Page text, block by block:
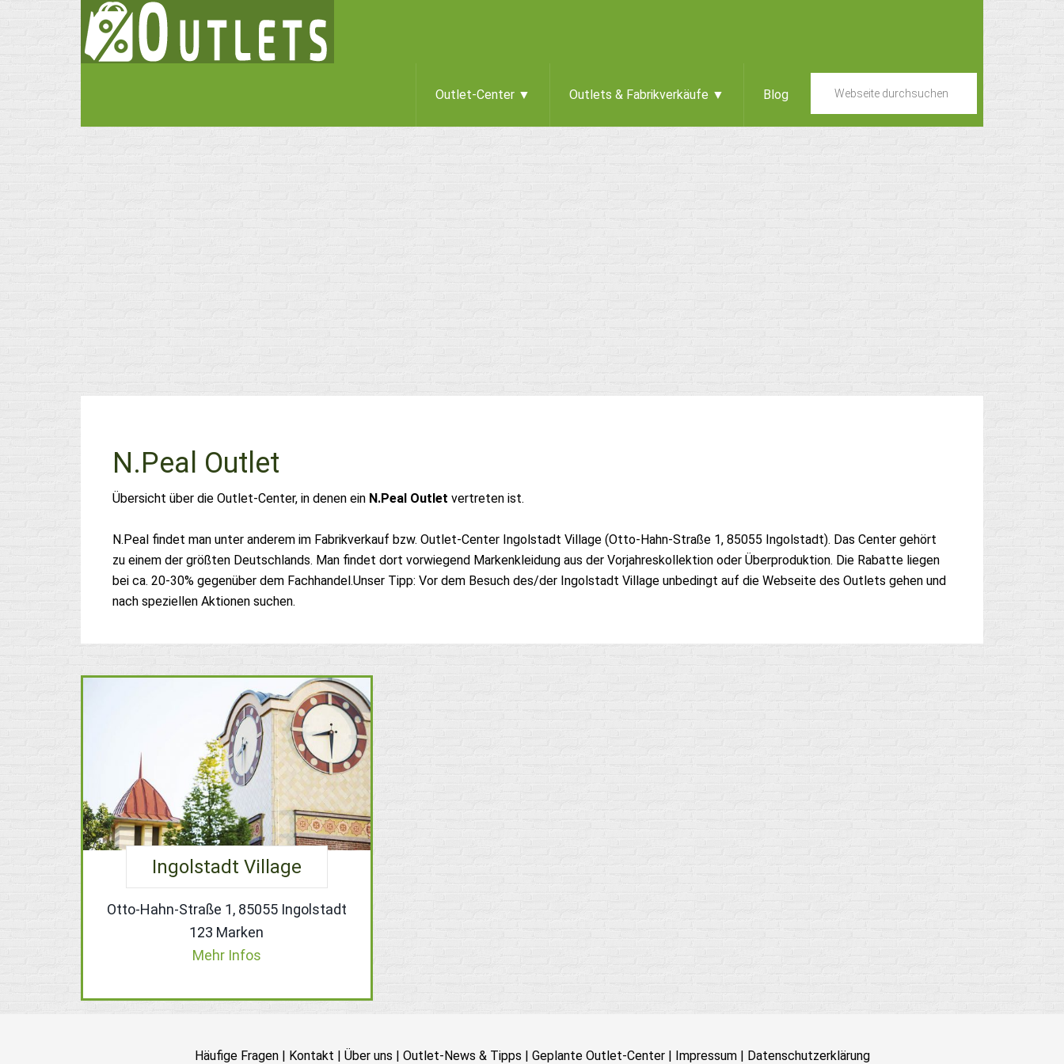
Outlet-Center ▼ Outlets & Fabrikverkäufe ▼ Blog
N.Peal Outlet
Übersicht über die Outlet-Center, in denen ein N.Peal Outlet vertreten ist.
N.Peal findet man unter anderem im Fabrikverkauf bzw. Outlet-Center Ingolstadt Village (Otto-Hahn-Straße 1, 85055 Ingolstadt). Das Center gehört
zu einem der größten Deutschlands. Man findet dort vorwiegend Markenkleidung aus der Vorjahreskollektion oder Überproduktion. Die Rabatte liegen
bei ca. 20-30% gegenüber dem Fachhandel.Unser Tipp: Vor dem Besuch des/der Ingolstadt Village unbedingt auf die Webseite des Outlets gehen und
nach speziellen Aktionen suchen.
Ingolstadt Village
Otto-Hahn-Straße 1, 85055 Ingolstadt
123 Marken
Mehr Infos
Häufige Fragen| Kontakt | Über uns | Outlet-News & Tipps | Geplante Outlet-Center| Impressum| Datenschutzerklärung